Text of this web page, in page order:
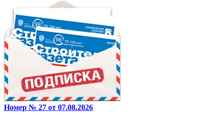
Номер № 27 от 07.08.2026